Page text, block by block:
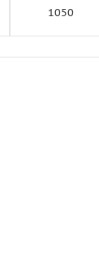
1050